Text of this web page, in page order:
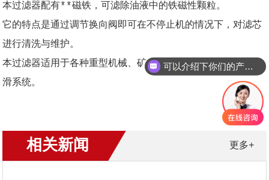
本过滤器配有**磁铁，可滤除油液中的铁磁性颗粒。
它的特点是通过调节换向阀即可在不停止机的情况下，对滤芯
进行清洗与维护。
本过滤器适用于各种重型机械、矿山机械、冶金机械等稀油润
滑系统。
更多+
相关新闻
可以介绍下你们的产品么？